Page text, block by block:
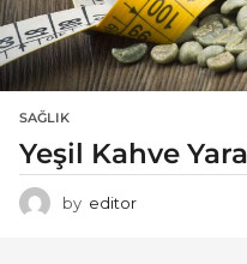
SAĞLIK
Yeşil Kahve
by editor